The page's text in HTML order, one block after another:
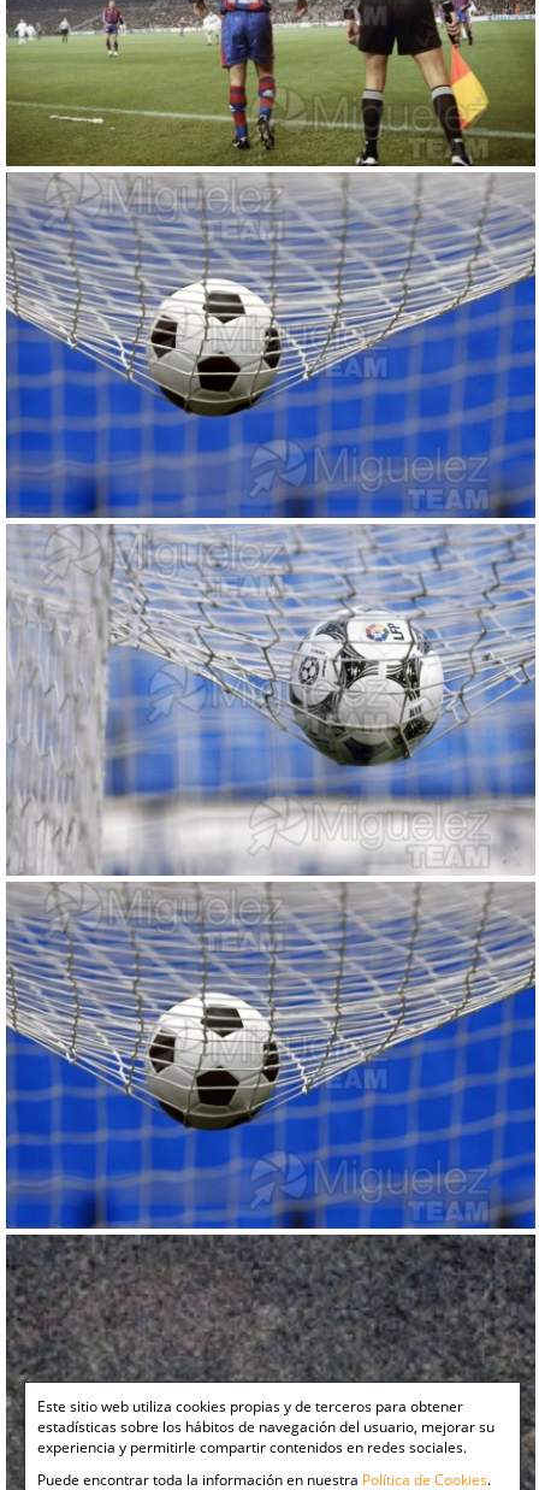
Este sitio web utiliza cookies propias y de terceros para obtener
estadísticas sobre los hábitos de navegación del usuario, mejorar su
experiencia y permitirle compartir contenidos en redes sociales.
Puede encontrar toda la información en nuestra Política de Cookies.